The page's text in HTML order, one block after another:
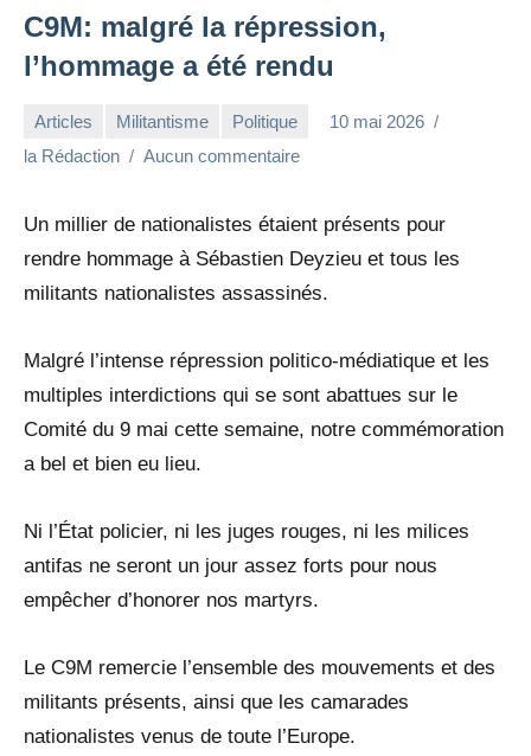
C9M: malgré la répression,
l’hommage a été rendu
Articles Militantisme Politique
10 mai 2026
la Rédaction
Aucun commentaire
Un millier de nationalistes étaient présents pour
rendre hommage à Sébastien Deyzieu et tous les
militants nationalistes assassinés.
Malgré l’intense répression politico-médiatique et les
multiples interdictions qui se sont abattues sur le
Comité du 9 mai cette semaine, notre commémoration
a bel et bien eu lieu.
Ni l’État policier, ni les juges rouges, ni les milices
antifas ne seront un jour assez forts pour nous
empêcher d’honorer nos martyrs.
Le C9M remercie l’ensemble des mouvements et des
militants présents, ainsi que les camarades
nationalistes venus de toute l’Europe.